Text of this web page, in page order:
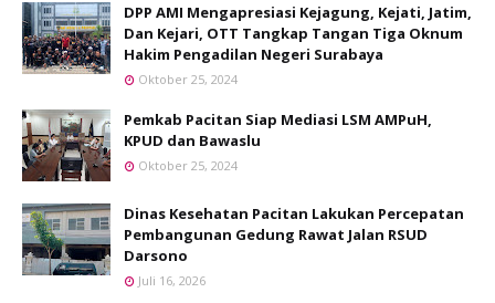
DPP AMI Mengapresiasi Kejagung, Kejati, Jatim,
Dan Kejari, OTT Tangkap Tangan Tiga Oknum
Hakim Pengadilan Negeri Surabaya
Oktober 25, 2024
Pemkab Pacitan Siap Mediasi LSM AMPuH,
KPUD dan Bawaslu
Oktober 25, 2024
Dinas Kesehatan Pacitan Lakukan Percepatan
Pembangunan Gedung Rawat Jalan RSUD
Darsono
Juli 16, 2026